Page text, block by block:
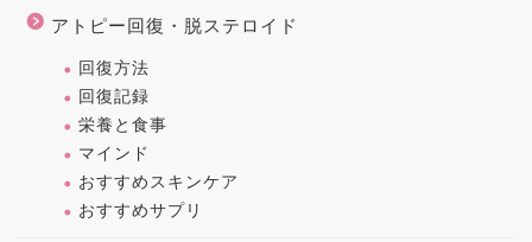
アトピー回復・脱ステロイド
回復方法
回復記録
栄養と食事
マインド
おすすめスキンケア
おすすめサプリ